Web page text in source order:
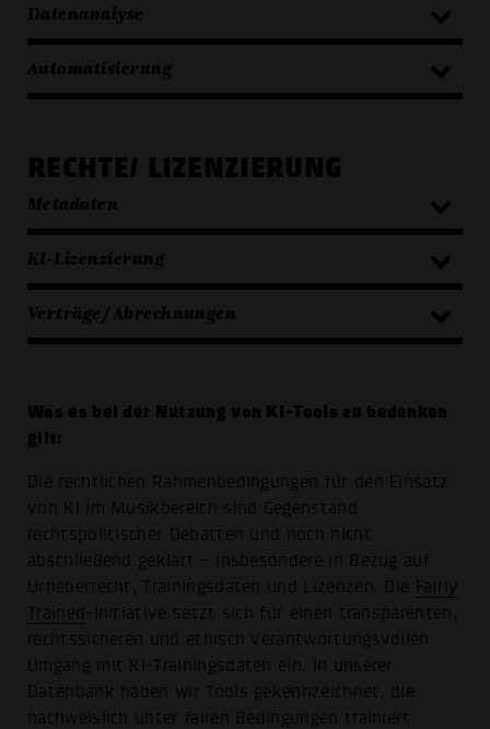
Datenanalyse
Automatisierung
RECHTE/ LIZENZIERUNG
Metadaten
KI-Lizenzierung
Verträge/ Abrechnungen
Was es bei der Nutzung von KI-Tools zu bedenken
gilt:
Die rechtlichen Rahmenbedingungen für den Einsatz
von KI im Musikbereich sind Gegenstand
rechtspolitischer Debatten und noch nicht
abschließend geklärt – insbesondere in Bezug auf
Urheberrecht, Trainingsdaten und Lizenzen. Die Fairly
Trained -Initiative setzt sich für einen transparenten,
rechtssicheren und ethisch verantwortungsvollen
Umgang mit KI-Trainingsdaten ein. In unserer
Datenbank haben wir Tools gekennzeichnet, die
nachweislich unter fairen Bedingungen trainiert